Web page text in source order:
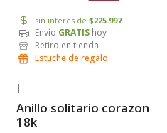
sin interés de $225.997
Envío GRATIS hoy
Retiro en tienda
Estuche de regalo
Envío Gratis
|
Anillo solitario corazon
18k